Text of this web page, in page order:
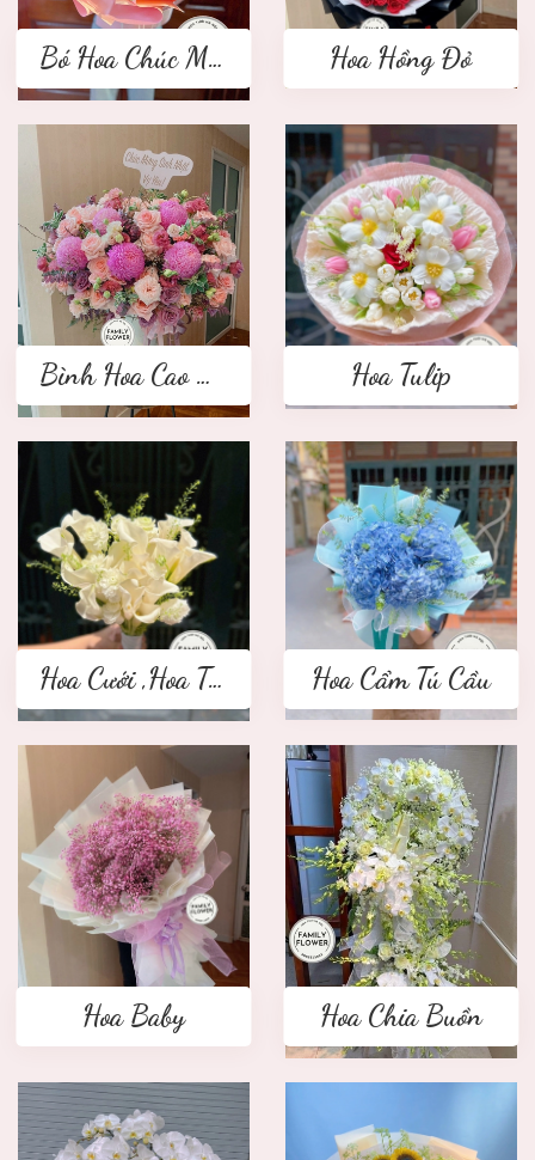
Bó Hoa Chúc Mừng Hoa Hồng Đỏ
Bình Hoa Cao Cấp Hoa Tulip
Hoa Cưới ,Hoa Tay Cầm Cô Dâu Hoa Cẩm Tú Cầu
Hoa Baby Hoa Chia Buồn